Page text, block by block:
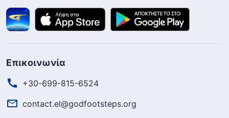
Επικοινωνία
+30-699-815-6524
contact.el@godfootsteps.org